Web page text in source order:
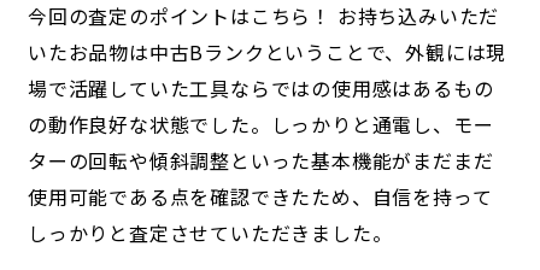
今回の査定のポイントはこちら！ お持ち込みいただ
いたお品物は中古Bランクということで、外観には現
場で活躍していた工具ならではの使用感はあるもの
の動作良好な状態でした。しっかりと通電し、モー
ターの回転や傾斜調整といった基本機能がまだまだ
使用可能である点を確認できたため、自信を持って
しっかりと査定させていただきました。